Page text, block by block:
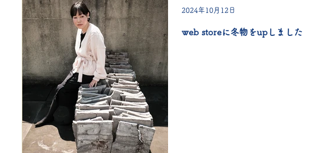
web storeに冬物をupしました
2024年10月12日